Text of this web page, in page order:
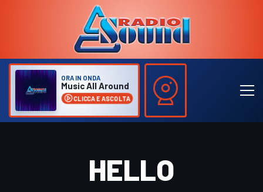
ORA IN ONDA
Music All Around
CLICCA E ASCOLTA
HELLO